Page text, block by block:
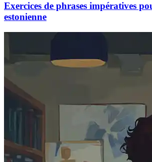
Exercices de phrases impératives
estonienne